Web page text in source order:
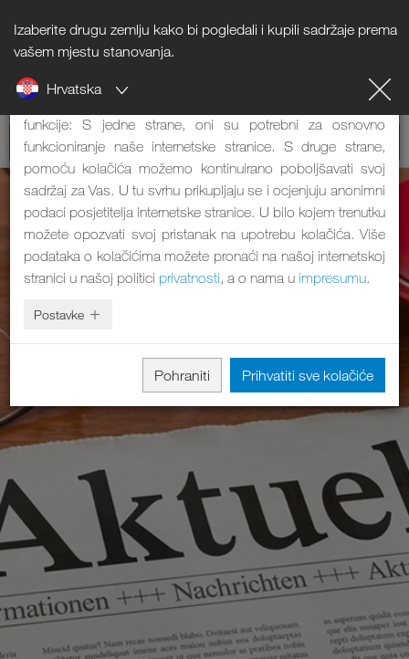
Izaberite drugu zemlju kako bi pogledali i kupili sadržaje prema
vašem mjestu stanovanja.
Hrvatska
Napomena o kolačićima
Naša internetska stranica koristi kolačiće. Oni imaju dvije
funkcije: S jedne strane, oni su potrebni za osnovno
funkcioniranje naše internetske stranice. S druge strane,
pomoću kolačića možemo kontinuirano poboljšavati svoj
sadržaj za Vas. U tu svrhu prikupljaju se i ocjenjuju anonimni
podaci posjetitelja internetske stranice. U bilo kojem trenutku
možete opozvati svoj pristanak na upotrebu kolačića. Više
podataka o kolačićima možete pronaći na našoj internetskoj
stranici u našoj politici privatnosti, a o nama u impresumu.
Postavke
Pohraniti Prihvatiti sve kolačiće